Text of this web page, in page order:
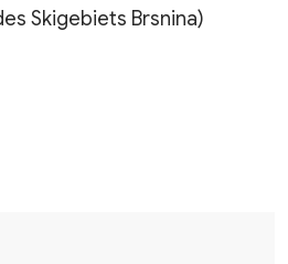
Skigebiets Brsnina)